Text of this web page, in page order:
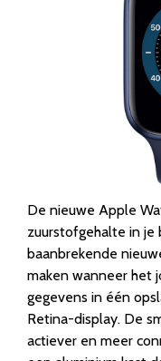
De nieuwe Apple
zuurstofgehalte in
baanbrekende
maken wanneer het
gegevens in één
Retina-display. De
actiever en meer